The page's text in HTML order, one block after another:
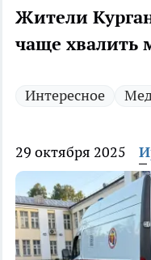
Жители
чаще хвалить
Интересное
29 октября 2025